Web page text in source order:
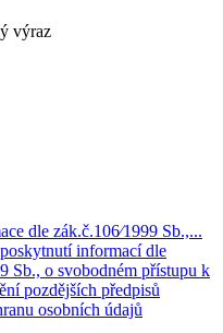
výraz
dle zák.č.106⁄1999 Sb.,...
informací dle
Sb., o svobodném přístupu k
pozdějších předpisů
osobních údajů